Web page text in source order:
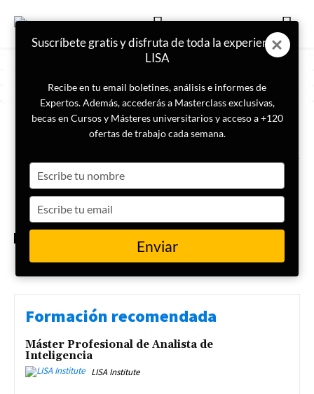
ETIQUETA
mar Arábigo
Ormuz: ¿bloqueo eficaz o
presión ficticia?
Formación recomendada
Máster Profesional de Analista de
Inteligencia
LISA Institute
Suscríbete gratis y disfruta de toda la experiencia
LISA
Recibe en tu email boletines, análisis e informes de
Expertos. Además, accederás a Masterclass exclusivas,
becas en Cursos y Másteres universitarios y acceso a +120
ofertas de trabajo cada semana.
your
name
your
email
Enviar